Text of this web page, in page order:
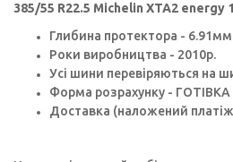
385/55 R22.5 Michelin XTA2 energy
Глибина протектора - 6.91мм
Роки виробництва - 2010p.
Усі шини перевіряються на
Форма розрахунку -
Доставка (наложений